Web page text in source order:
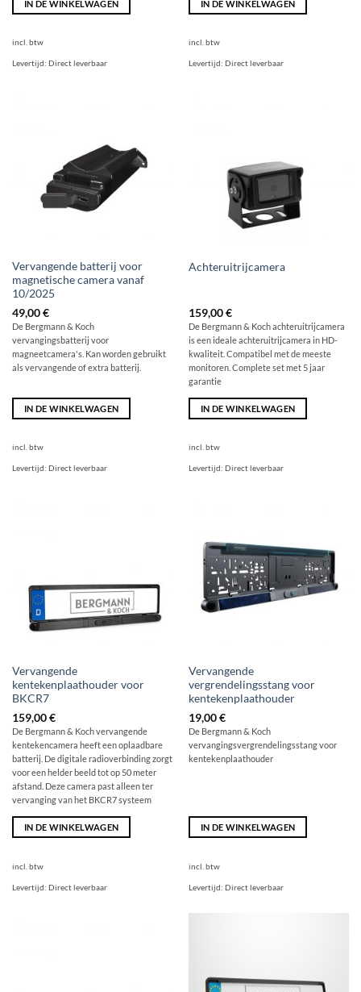
IN DE WINKELWAGEN
incl. btw
Levertijd: Direct leverbaar
IN DE WINKELWAGEN
incl. btw
Levertijd: Direct leverbaar
Vervangende batterij voor
magnetische camera vanaf
10/2025
49,00€
De Bergmann & Koch
vervangingsbatterij voor
magneetcamera's. Kan worden gebruikt
als vervangende of extra batterij.
IN DE WINKELWAGEN
incl. btw
Levertijd: Direct leverbaar
Achteruitrijcamera
159,00€
De Bergmann & Koch achteruitrijcamera
is een ideale achteruitrijcamera in HD-
kwaliteit. Compatibel met de meeste
monitoren. Complete set met 5 jaar
garantie
IN DE WINKELWAGEN
incl. btw
Levertijd: Direct leverbaar
Vervangende
kentekenplaathouder voor
BKCR7
159,00€
De Bergmann & Koch vervangende
kentekencamera heeft een oplaadbare
batterij. De digitale radioverbinding zorgt
voor een helder beeld tot op 50 meter
afstand. Deze camera past alleen ter
vervanging van het BKCR7 systeem
IN DE WINKELWAGEN
incl. btw
Levertijd: Direct leverbaar
Vervangende
vergrendelingsstang voor
kentekenplaathouder
19,00€
De Bergmann & Koch
vervangingsvergrendelingsstang voor
kentekenplaathouder
IN DE WINKELWAGEN
incl. btw
Levertijd: Direct leverbaar